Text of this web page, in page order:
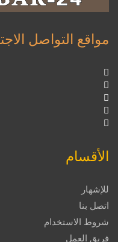
مواقع التواصل
الأقسام
للإشهار
اتصل بنا
شروط الاستخدام
فريق العمل